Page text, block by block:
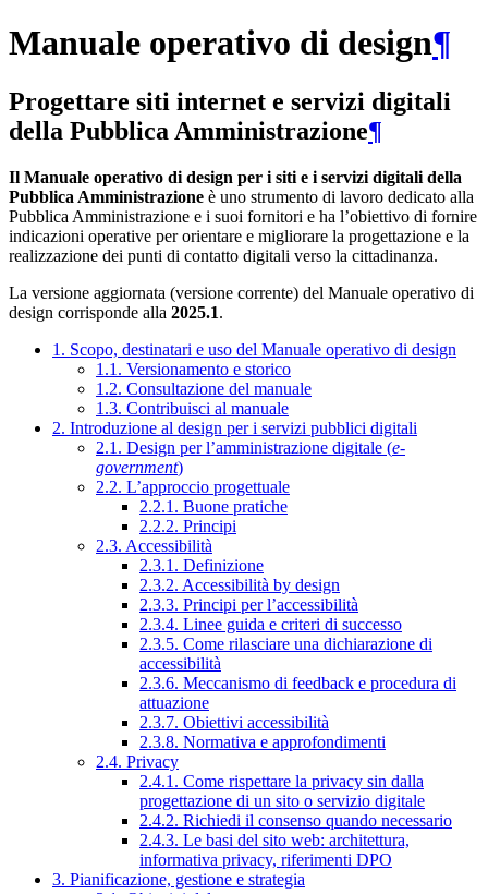
Manuale operativo di design¶
Progettare siti internet e servizi digitali
della Pubblica Amministrazione¶
Il Manuale operativo di design per i siti e i servizi digitali della
Pubblica Amministrazione è uno strumento di lavoro dedicato alla
Pubblica Amministrazione e i suoi fornitori e ha l’obiettivo di fornire
indicazioni operative per orientare e migliorare la progettazione e la
realizzazione dei punti di contatto digitali verso la cittadinanza.
La versione aggiornata (versione corrente) del Manuale operativo di
design corrisponde alla 2025.1.
1. Scopo, destinatari e uso del Manuale operativo di design
1.1. Versionamento e storico
1.2. Consultazione del manuale
1.3. Contribuisci al manuale
2. Introduzione al design per i servizi pubblici digitali
2.1. Design per l’amministrazione digitale (e-
government)
2.2. L’approccio progettuale
2.2.1. Buone pratiche
2.2.2. Principi
2.3. Accessibilità
2.3.1. Definizione
2.3.2. Accessibilità by design
2.3.3. Principi per l’accessibilità
2.3.4. Linee guida e criteri di successo
2.3.5. Come rilasciare una dichiarazione di
accessibilità
2.3.6. Meccanismo di feedback e procedura di
attuazione
2.3.7. Obiettivi accessibilità
2.3.8. Normativa e approfondimenti
2.4. Privacy
2.4.1. Come rispettare la privacy sin dalla
progettazione di un sito o servizio digitale
2.4.2. Richiedi il consenso quando necessario
2.4.3. Le basi del sito web: architettura,
informativa privacy, riferimenti DPO
3. Pianificazione, gestione e strategia